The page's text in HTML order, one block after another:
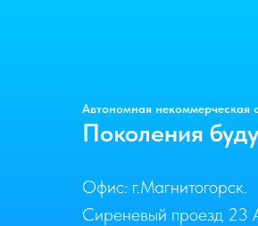
Автономная некоммерческая
Поколения
Офис: г.Магнитогорск.
Сиреневый проезд 23